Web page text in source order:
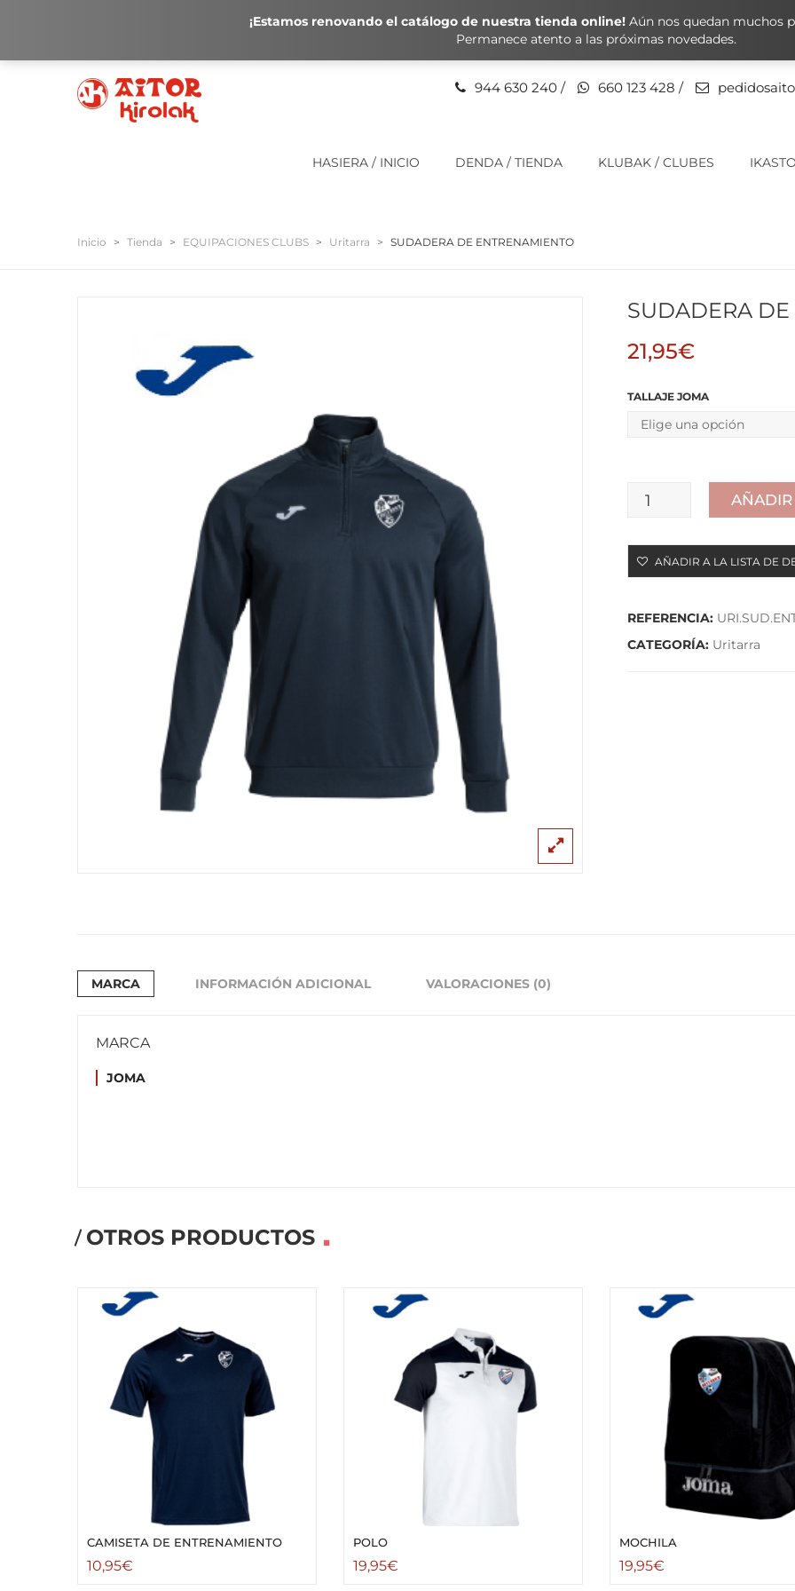
944 630 240 / 660 123 428 /
HASIERA / INICIO DENDA / TIENDA KLUBAK / CLUBES
Inicio > Tienda > EQUIPACIONES CLUBS > Uritarra > SUDADERA DE ENTRENAMIENTO
SUDADERA
21,95€
TALLAJE JOMA
SUDADERA
ENTRENAMIENTO
AÑADIR
AÑADIR A LA LISTA DE
REFERENCIA:
CATEGORÍA: Uritarra
MARCA INFORMACIÓN ADICIONAL VALORACIONES (0)
MARCA
JOMA
OTROS PRODUCTOS
CAMISETA DE ENTRENAMIENTO
10,95€
POLO
19,95€
MOCHILA
19,95€
¡Estamos renovando el catálogo de nuestra tienda online! Aún nos quedan muchos
Permanece atento a las próximas novedades.